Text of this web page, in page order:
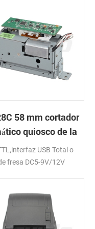
58 mm cortador
quiosco de la
térmicaUSB Total o
fresa DC5-9V/12V